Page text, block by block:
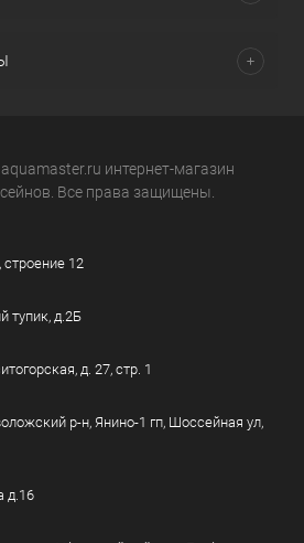
интернет-магазин
Все права защищены.
строение 12
тупик, д.2Б
д. 27, стр. 1
р-н, Янино-1 гп, Шоссейная ул,
д.16